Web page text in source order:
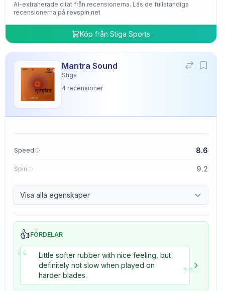
AI-extraherade citat från recensionerna. Läs de fullständiga
recensionerna på revspin.net
Köp från Stiga Sports
Mantra Sound
Stiga
4 recensioner
Speed 8.6
Spin 9.2
Control 9.4
Tackiness 2.0
Visa alla egenskaper
👍FÖRDELAR
“
Little softer rubber with nice feeling, but
definitely not slow when played on
harder blades.
”